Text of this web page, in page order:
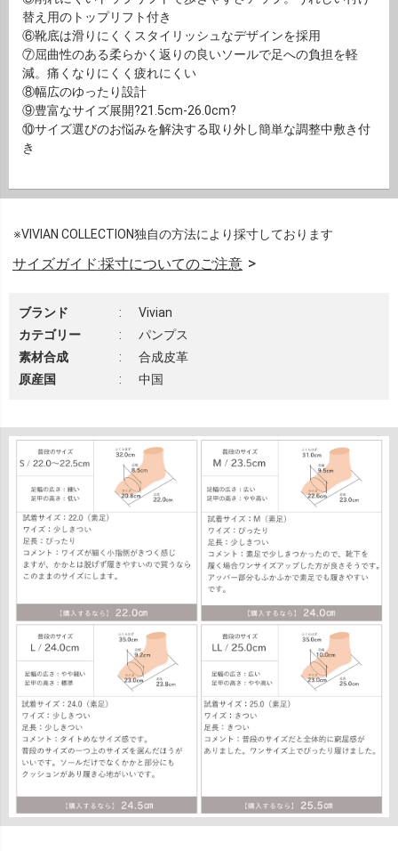
替え用のトップリフト付き
⑥靴底は滑りにくくスタイリッシュなデザインを採用
⑦屈曲性のある柔らかく返りの良いソールで足への負担を軽
減。痛くなりにくく疲れにくい
⑧幅広のゆったり設計
⑨豊富なサイズ展開?21.5cm-26.0cm?
⑩サイズ選びのお悩みを解決する取り外し簡単な調整中敷き付
き
※VIVIAN COLLECTION独自の方法により採寸しております
サイズガイド:採寸についてのご注意
ブランド :
Vivian
カテゴリー
:
パンプス
素材合成
:
合成皮革
原産国
: 中国